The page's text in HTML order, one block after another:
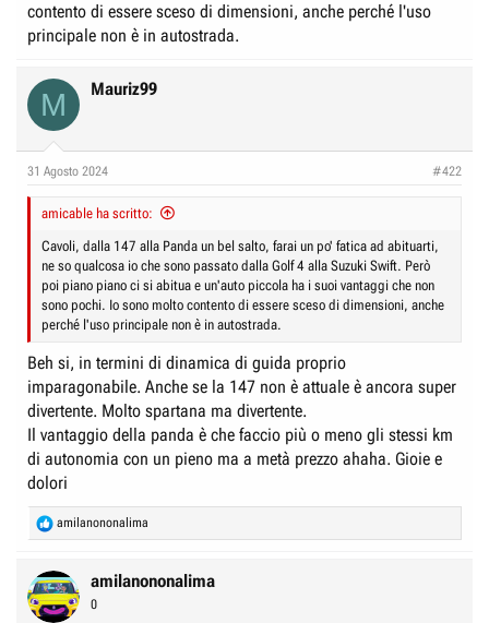
n
e
contento di essere sceso di dimensioni, anche perché l'uso
principale non è in autostrada.
M Mauriz99
31 Agosto 2024 #422
amicable ha scritto:
Cavoli, dalla 147 alla Panda un bel salto, farai un po' fatica ad abituarti,
ne so qualcosa io che sono passato dalla Golf 4 alla Suzuki Swift. Però
poi piano piano ci si abitua e un'auto piccola ha i suoi vantaggi che non
sono pochi. Io sono molto contento di essere sceso di dimensioni, anche
perché l'uso principale non è in autostrada.
Beh si, in termini di dinamica di guida proprio
imparagonabile. Anche se la 147 non è attuale è ancora super
divertente. Molto spartana ma divertente.
Il vantaggio della panda è che faccio più o meno gli stessi km
di autonomia con un pieno ma a metà prezzo ahaha. Gioie e
dolori
R
e
c
t
i
amilanononalima
amilanononalima
0